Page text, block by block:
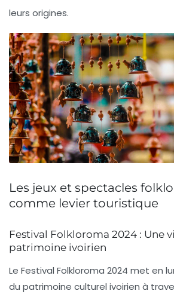
leurs origines.
Les jeux et spectacles
comme levier touristique
Festival Folkloroma 2024 : Une
patrimoine ivoirien
Le Festival Folkloroma 2024 met en
du patrimoine culturel ivoirien à